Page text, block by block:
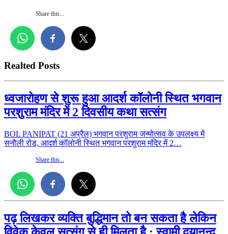
Share this...
Realted Posts
ध्वजारोहण से शुरू हुआआदर्श कॉलोनी स्थित भगवान
परशुराम मंदिर में 2 दिवसीय कथा सत्संग
BOL PANIPAT (21 अप्रैल) भगवान परशुराम जन्मोत्सव के उपलक्ष्य में
सनौली रोड, आदर्श कॉलोनी स्थित भगवान परशुराम मंदिर में 2…
Share this...
पढ़ लिखकर व्यक्ति बुद्धिमान तो बन सकता है लेकिन